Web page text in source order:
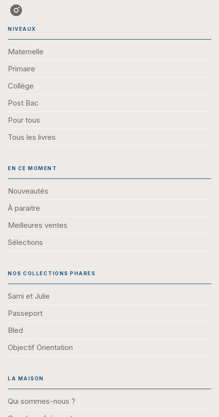
NIVEAUX
Maternelle
Primaire
Collège
Post Bac
Pour tous
Tous les livres
EN CE MOMENT
Nouveautés
À paraitre
Meilleures ventes
Sélections
NOS COLLECTIONS PHARES
Sami et Julie
Passeport
Bled
Objectif Orientation
LA MAISON
Qui sommes-nous ?